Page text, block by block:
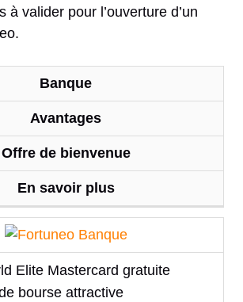
à valider pour l’ouverture d’un
Banque
Avantages
Offre de bienvenue
En savoir plus
Elite Mastercard gratuite
bourse attractive